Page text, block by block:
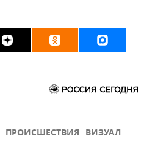
ПРОИСШЕСТВИЯ ВИЗУАЛ